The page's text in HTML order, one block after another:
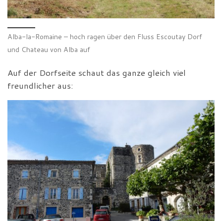
Alba-la-Romaine – hoch ragen über den Fluss Escoutay Dorf
und Chateau von Alba auf
Auf der Dorfseite schaut das ganze gleich viel
freundlicher aus: